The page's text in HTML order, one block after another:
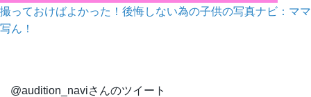
撮っておけばよかった！後悔しない為の子供の写真ナビ：ママ
写ん！
@audition_naviさんのツイート